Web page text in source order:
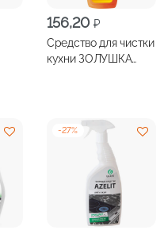
156,20 ₽
Средство для чистки
кухни ЗОЛУШКА
-27%